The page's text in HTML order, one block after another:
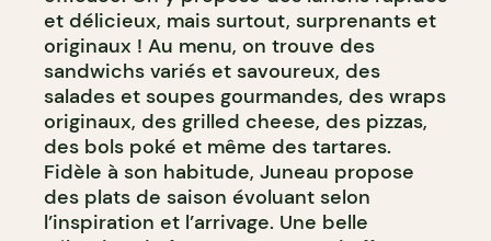
et délicieux, mais surtout, surprenants et
originaux ! Au menu, on trouve des
sandwichs variés et savoureux, des
salades et soupes gourmandes, des wraps
originaux, des grilled cheese, des pizzas,
des bols poké et même des tartares.
Fidèle à son habitude, Juneau propose
des plats de saison évoluant selon
l’inspiration et l’arrivage. Une belle